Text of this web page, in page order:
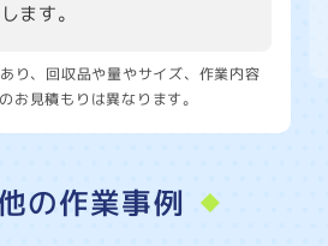
ます。
り、回収品や量やサイズ、作業内容
お見積もりは異なります。
の作業事例